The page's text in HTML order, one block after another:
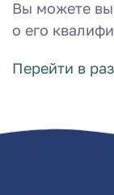
Вы можете
о его
Перейти в